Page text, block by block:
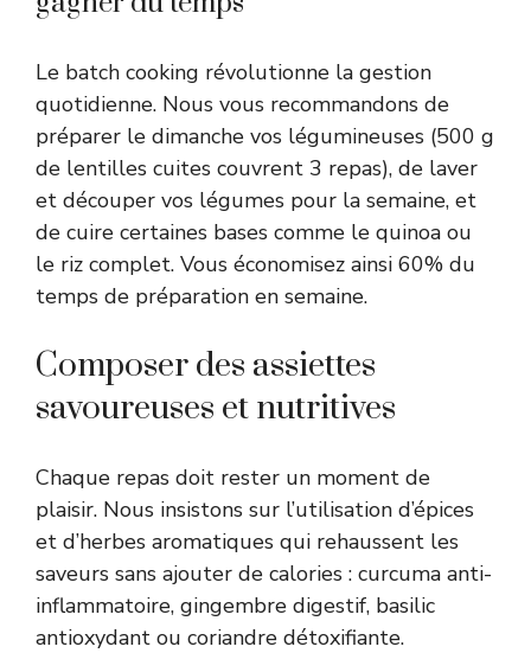
Le batch cooking révolutionne la gestion
quotidienne. Nous vous recommandons de
préparer le dimanche vos légumineuses (500 g
de lentilles cuites couvrent 3 repas), de laver
et découper vos légumes pour la semaine, et
de cuire certaines bases comme le quinoa ou
le riz complet. Vous économisez ainsi 60% du
temps de préparation en semaine.
Composer des assiettes
savoureuses et nutritives
Chaque repas doit rester un moment de
plaisir. Nous insistons sur l’utilisation d’épices
et d’herbes aromatiques qui rehaussent les
saveurs sans ajouter de calories : curcuma anti-
inflammatoire, gingembre digestif, basilic
antioxydant ou coriandre détoxifiante.